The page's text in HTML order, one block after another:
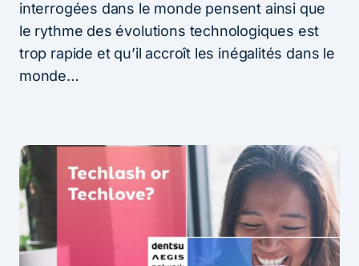
interrogées dans le monde pensent ainsi que
le rythme des évolutions technologiques est
trop rapide et qu’il accroît les inégalités dans le
monde…